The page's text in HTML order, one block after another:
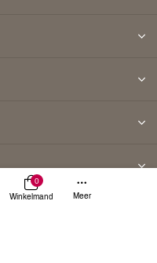
0
Winkelmand
Meer